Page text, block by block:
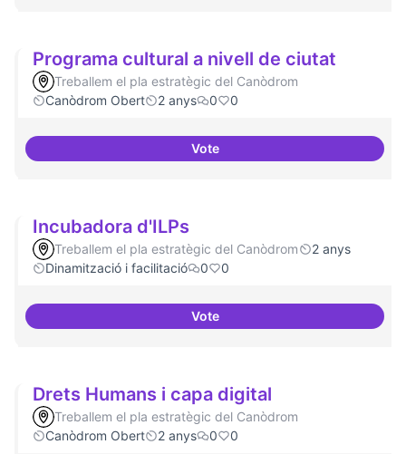
Programa cultural a nivell de ciutat
Treballem el pla estratègic del Canòdrom
Canòdrom Obert
2 anys 0 0
VotePrograma cultural a nivell de
Incubadora d'ILPs
Treballem el pla estratègic del Canòdrom
2 anys
Dinamització i facilitació
0 0
VoteIncubadora d'ILPs
Drets Humans i capa digital
Treballem el pla estratègic del Canòdrom
Canòdrom Obert
2 anys 0 0